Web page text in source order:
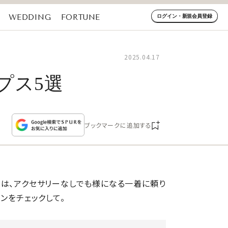
WEDDING FORTUNE ログイン・新規会員登録
2025.04.17
ス5選
ブックマークに追加する
、アクセサリーなしでも様になる一着に頼り
をチェックして。